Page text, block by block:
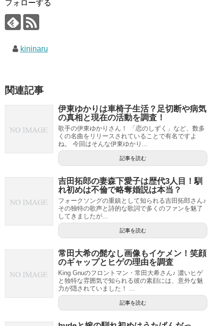
フォローする
kininaru
関連記事
伊東ゆかりは車椅子生活？足切断や病気
の真相と現在の活動を調査！
歌手の伊東ゆかりさん！ 「恋のしずく」など、数多
くの名曲をリリースされていることで有名ですよ
ね。 今回はそんな伊東ゆかり...
記事を読む
吉田拓郎の妻森下愛子は歴代3人目！馴
れ初めは不倫で略奪婚説は本当？
フォークソングの重鎮として知られる吉田拓郎さん♪
その独特の歌声と詩的な歌詞で多くのファンを魅了
してきましたが...
記事を読む
常田大希の髭なし画像もイケメン！笑顔
のギャップとヒゲの理由を調査
King Gnuのフロントマン・常田大希さん♪ 濃いヒゲ
と独特な雰囲気で知られる彼の素顔には、意外な魅
力が隠されていました！ ...
記事を読む